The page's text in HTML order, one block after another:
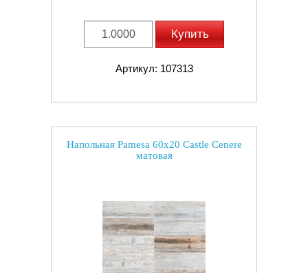
Купить
Артикул: 107313
Напольная Pamesa 60x20 Castle Cenere
матовая